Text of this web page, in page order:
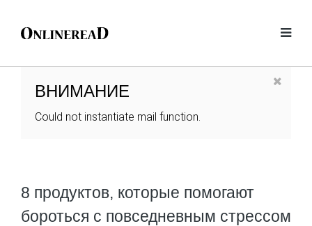
ВНИМАНИЕ
Could not instantiate mail function.
8 продуктов, которые помогают
бороться с повседневным стрессом